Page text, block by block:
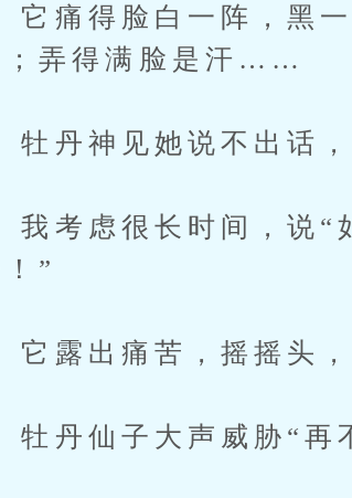
痛得脸白一阵，黑一
；弄得满脸是汗……
丹神见她说不出话，
考虑很长时间，说“
”
露出痛苦，摇摇头，
丹仙子大声威胁“再